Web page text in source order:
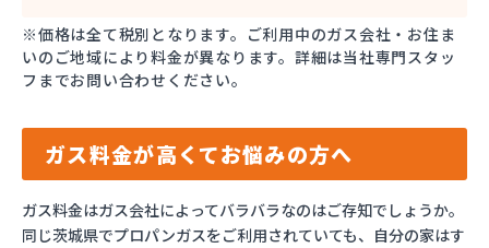
※価格は全て税別となります。ご利用中のガス会社・お住ま
いのご地域により料金が異なります。詳細は当社専門スタッ
フまでお問い合わせください。
ガス料金が高くてお悩みの方へ
ガス料金はガス会社によってバラバラなのはご存知でしょうか。
同じ茨城県でプロパンガスをご利用されていても、自分の家はす